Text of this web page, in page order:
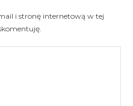
i stronę internetową w tej